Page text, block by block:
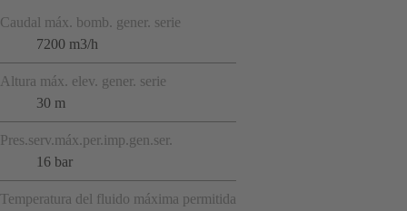
Caudal máx. bomb. gener. serie
7200 m3/h
Altura máx. elev. gener. serie
30 m
Pres.serv.máx.per.imp.gen.ser.
16 bar
Temperatura del fluido máxima permitida